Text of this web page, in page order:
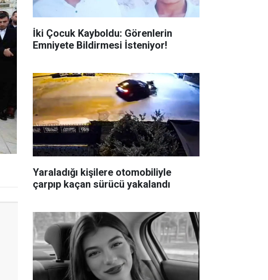
İki Çocuk Kayboldu: Görenlerin
Emniyete Bildirmesi İsteniyor!
Yaraladığı kişilere otomobiliyle
çarpıp kaçan sürücü yakalandı